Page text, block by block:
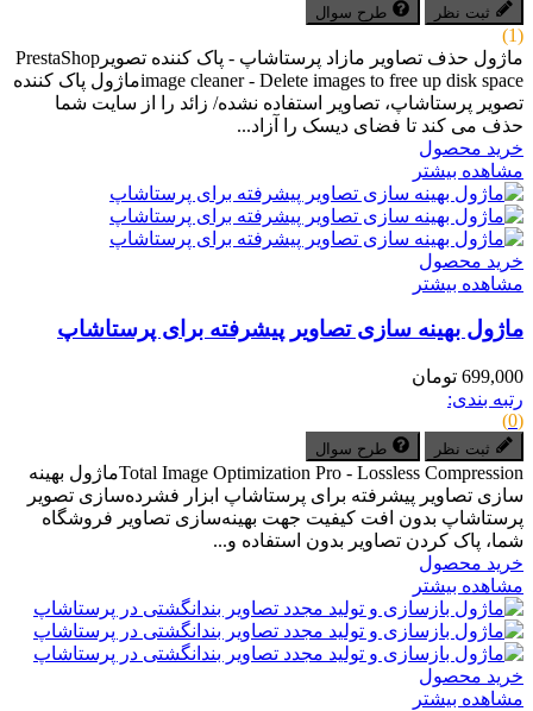
ثبت نظر طرح سوال
(1)
ماژول حذف تصاویر مازاد پرستاشاپ - پاک کننده تصویرPrestaShop
image cleaner - Delete images to free up disk spaceماژول پاک کننده
تصویر پرستاشاپ، تصاویر استفاده نشده/ زائد را از سایت شما
حذف می کند تا فضای دیسک را آزاد...
خرید محصول
مشاهده بیشتر
خرید محصول
مشاهده بیشتر
ماژول بهینه سازی تصاویر پیشرفته برای پرستاشاپ
699,000 تومان
رتبه بندی:
(0)
ثبت نظر طرح سوال
Total Image Optimization Pro - Lossless Compressionماژول بهینه
سازی تصاویر پیشرفته برای پرستاشاپ ابزار فشرده‌سازی تصویر
پرستاشاپ بدون افت کیفیت جهت بهینه‌سازی تصاویر فروشگاه
شما، پاک کردن تصاویر بدون استفاده و...
خرید محصول
مشاهده بیشتر
خرید محصول
مشاهده بیشتر